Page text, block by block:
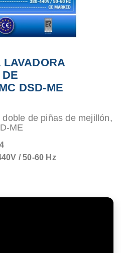
DSD-ME
de piñas de mejillón,
ME
/ 50-60 Hz